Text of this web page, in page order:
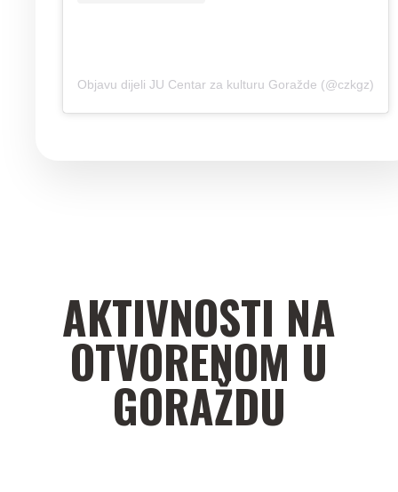
Objavu dijeli JU Centar za kulturu Goražde (@czkgz)
AKTIVNOSTI NA
OTVORENOM U
GORAŽDU